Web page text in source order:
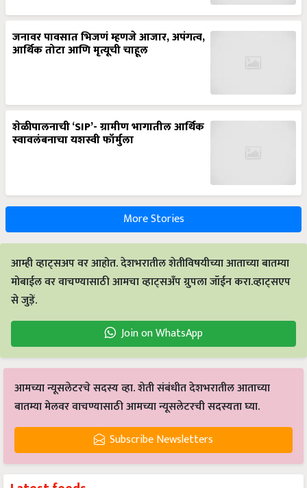
जनावर पावसात भिजणं म्हणजे आजार, अपंगत्व,
आर्थिक तोटा आणि मृत्यूची चाहूल
शेळीपालनाची ‘SIP’- ग्रामीण भागातील आर्थिक
स्वावलंबनाचा यशस्वी फॉर्मुला
More Stories
आम्ही व्हाट्सअप वर आहोत. देशभरातील शेतीविषयीच्या आताच्या बातम्या
मोबाईल वर वाचण्यासाठी आमचा व्हाट्सअँप ग्रुपला जॉईन करा.व्हाट्सएप
से जुड़ें.
Join on WhatsApp
आमच्या न्यूसलेटरचे सदस्य व्हा. शेती संबंधीत देशभरातील आताच्या
बातम्या मेलवर वाचण्यासाठी आमच्या न्यूसलेटरची सदस्यता घ्या.
Subscribe Newsletters